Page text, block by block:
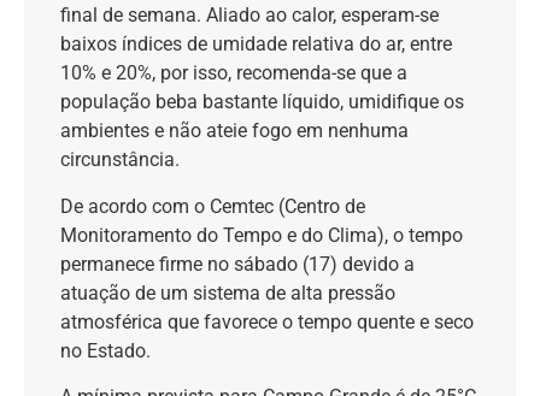
final de semana. Aliado ao calor, esperam-se
baixos índices de umidade relativa do ar, entre
10% e 20%, por isso, recomenda-se que a
população beba bastante líquido, umidifique os
ambientes e não ateie fogo em nenhuma
circunstância.
De acordo com o Cemtec (Centro de
Monitoramento do Tempo e do Clima), o tempo
permanece firme no sábado (17) devido a
atuação de um sistema de alta pressão
atmosférica que favorece o tempo quente e seco
no Estado.